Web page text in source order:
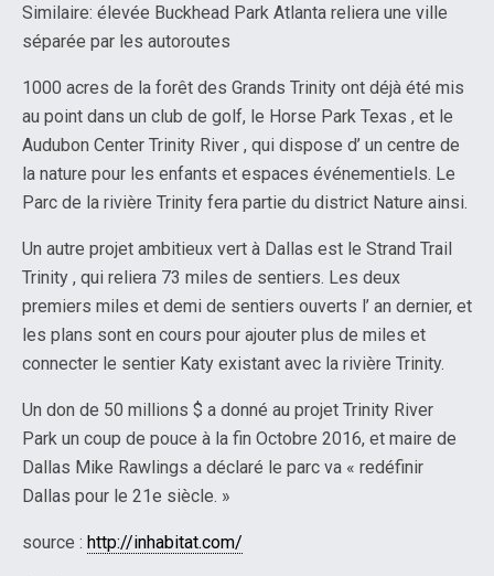
Similaire: élevée Buckhead Park Atlanta reliera une ville
séparée par les autoroutes
1000 acres de la forêt des Grands Trinity ont déjà été mis
au point dans un club de golf, le Horse Park Texas , et le
Audubon Center Trinity River , qui dispose d’ un centre de
la nature pour les enfants et espaces événementiels. Le
Parc de la rivière Trinity fera partie du district Nature ainsi.
Un autre projet ambitieux vert à Dallas est le Strand Trail
Trinity , qui reliera 73 miles de sentiers. Les deux
premiers miles et demi de sentiers ouverts l’ an dernier, et
les plans sont en cours pour ajouter plus de miles et
connecter le sentier Katy existant avec la rivière Trinity.
Un don de 50 millions $ a donné au projet Trinity River
Park un coup de pouce à la fin Octobre 2016, et maire de
Dallas Mike Rawlings a déclaré le parc va « redéfinir
Dallas pour le 21e siècle. »
source : http://inhabitat.com/